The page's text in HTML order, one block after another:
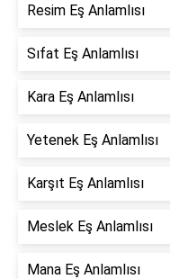
Resim Eş Anlamlısı
Sıfat Eş Anlamlısı
Kara Eş Anlamlısı
Yetenek Eş Anlamlısı
Karşıt Eş Anlamlısı
Meslek Eş Anlamlısı
Mana Eş Anlamlısı